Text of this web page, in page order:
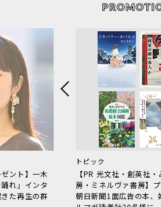
ント】一木
れ」インタ
た再生の群
トピック
【PR 光文社・創英社
房・ミネルヴァ書房】
朝日新聞1面広告の本、